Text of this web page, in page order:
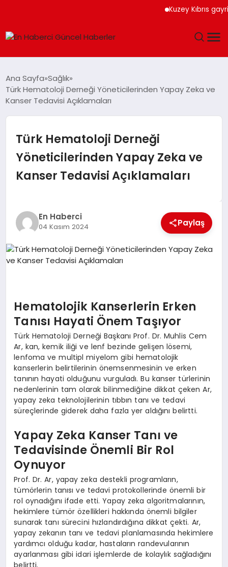
Kuzey Kıbrıs
MAGAZIN
EKONOMI
EĞITIM
Ana Sayfa Sağlık
Türk Hematoloji Derneği Yöneticilerinden Yapay Zeka ve
Kanser Tedavisi Açıklamaları
Türk Hematoloji Derneği
Yöneticilerinden Yapay Zeka ve
Kanser Tedavisi Açıklamaları
En Haberci
04 Kasım 2024 Paylaş
Hematolojik Kanserlerin Erken
Tanısı Hayati Önem Taşıyor
Türk Hematoloji Derneği Başkanı Prof. Dr. Muhlis Cem
Ar, kan, kemik iliği ve lenf bezinde gelişen lösemi,
lenfoma ve multipl miyelom gibi hematolojik
kanserlerin belirtilerinin önemsenmesinin ve erken
tanının hayati olduğunu vurguladı. Bu kanser türlerinin
nedenlerinin tam olarak bilinmediğine dikkat çeken Ar,
yapay zeka teknolojilerinin tıbbın tanı ve tedavi
süreçlerinde giderek daha fazla yer aldığını belirtti.
Yapay Zeka Kanser Tanı ve
Tedavisinde Önemli Bir Rol
Oynuyor
Prof. Dr. Ar, yapay zeka destekli programların,
tümörlerin tanısı ve tedavi protokollerinde önemli bir
rol oynadığını ifade etti. Yapay zeka algoritmalarının,
hekimlere tümör özellikleri hakkında önemli bilgiler
sunarak tanı sürecini hızlandırdığına dikkat çekti. Ar,
yapay zekanın tanı ve tedavi planlamasında hekimlere
yardımcı olduğu kadar, hastaların randevularının
ayarlanması gibi idari işlemlerde de kolaylık sağladığını